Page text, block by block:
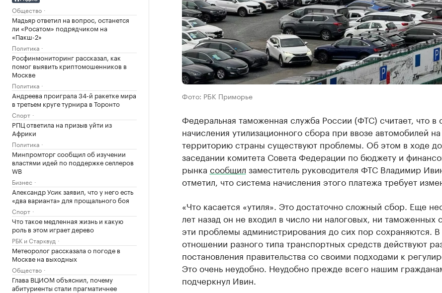
Общество
Мадьяр ответил на вопрос, останется
ли «Росатом» подрядчиком на
«Пакш-2»
Политика
Росфинмониторинг рассказал, как
помог выявить криптомошенников в
Москве
Политика
Андреева проиграла 34-й ракетке мира
в третьем круге турнира в Торонто
Спорт
РПЦ ответила на призыв уйти из
Африки
Политика
Минпромторг сообщил об изучении
властями идей по поддержке селлеров
WB
Бизнес
Александр Усик заявил, что у него есть
«два варианта» для прощального боя
Спорт
Что такое медленная жизнь и какую
роль в этом играет дерево
РБК и Старквуд
Метеоролог рассказала о погоде в
Москве на выходных
Общество
Глава ВЦИОМ объяснил, почему
абитуриенты стали прагматичнее
Фото: РБК Приморье
Федеральная таможенная служба России (ФТС) считает, что в
начисления утилизационного сбора при ввозе автомобилей на
территорию страны существуют проблемы. Об этом в ходе
заседании комитета Совета Федерации по бюджету и
рынка сообщил заместитель руководителя ФТС Владимир
отметил, что система начисления этого платежа требует
«Что касается «утиля». Это достаточно сложный сбор. Еще
лет назад он не входил в число ни налоговых, ни таможенных
эти проблемы администрирования до сих пор сохраняются. В
отношении разного типа транспортных средств действуют
постановления правительства со своими подходами к
Это очень неудобно. Неудобно прежде всего нашим
подчеркнул Ивин.